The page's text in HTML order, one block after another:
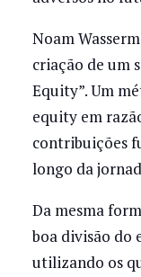
Noam
criação de um
Equity”. Um
equity em
contribuições
longo da
Da mesma
boa divisão do
utilizando os